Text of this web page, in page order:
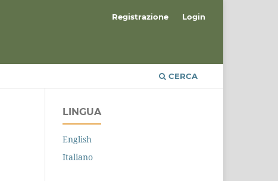
CERCA
Registrazione Login
LINGUA
English
Italiano